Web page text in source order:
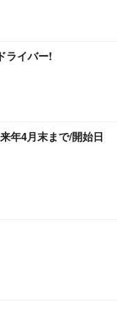
ライバー!
年4月末まで/開始日